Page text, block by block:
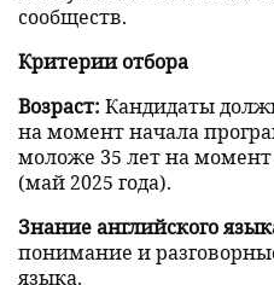
сообществ.
Критерии отбора
Возраст: Кандидаты
на момент начала
моложе 35 лет на
(май 2025 года).
Знание английского
понимание и
языка.